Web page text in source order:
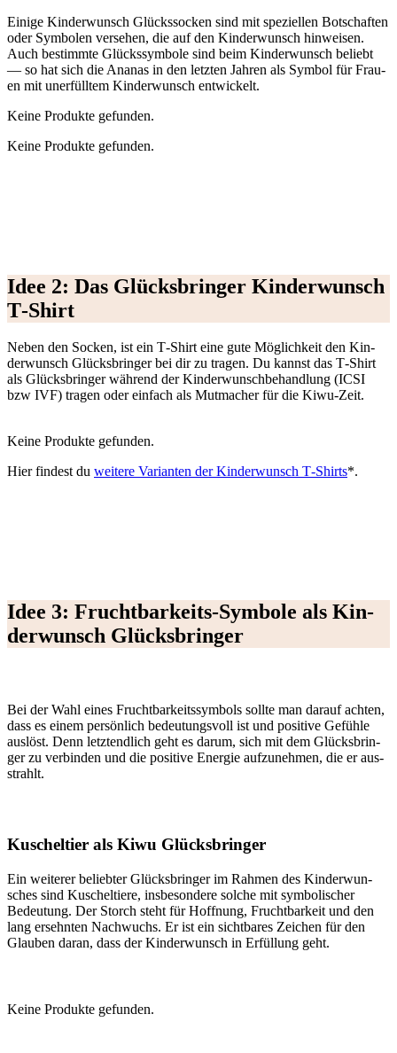
Eini­ge Kin­der­wunsch Glücks­so­cken sind mit spe­zi­el­len Bot­schaf­ten
oder Sym­bo­len ver­se­hen, die auf den Kin­der­wunsch hin­wei­sen.
Auch bestimm­te Glücks­sym­bo­le sind beim Kin­der­wunsch beliebt
— so hat sich die Ana­nas in den letz­ten Jah­ren als Sym­bol für Frau­
en mit uner­füll­tem Kin­der­wunsch ent­wi­ckelt.
Kei­ne Pro­duk­te gefun­den.
Kei­ne Pro­duk­te gefun­den.
Idee 2: Das Glücks­brin­ger Kin­der­wunsch
T‑Shirt
Neben den Socken, ist ein T‑Shirt eine gute Mög­lich­keit den Kin­
der­wunsch Glücks­brin­ger bei dir zu tra­gen. Du kannst das T‑Shirt
als Glücks­brin­ger wäh­rend der Kin­der­wunsch­be­hand­lung (ICSI
bzw IVF) tra­gen oder ein­fach als Mut­ma­cher für die Kiwu-Zeit.
Kei­ne Pro­duk­te gefun­den.
Hier fin­dest du wei­te­re Vari­an­ten der Kin­der­wunsch T‑Shirts*.
Idee 3: Frucht­bar­keits-Sym­bo­le als Kin­
der­wunsch Glücks­brin­ger
Bei der Wahl eines Frucht­bar­keits­sym­bols soll­te man dar­auf ach­ten,
dass es einem per­sön­lich bedeu­tungs­voll ist und posi­ti­ve Gefüh­le
aus­löst. Denn letzt­end­lich geht es dar­um, sich mit dem Glücks­brin­
ger zu ver­bin­den und die posi­ti­ve Ener­gie auf­zu­neh­men, die er aus­
strahlt.
Kuschel­tier als Kiwu Glücks­brin­ger
Ein wei­te­rer belieb­ter Glücks­brin­ger im Rah­men des Kin­der­wun­
sches sind Kuschel­tie­re, ins­be­son­de­re sol­che mit sym­bo­li­scher
Bedeu­tung. Der Storch steht für Hoff­nung, Frucht­bar­keit und den
lang ersehn­ten Nach­wuchs. Er ist ein sicht­ba­res Zei­chen für den
Glau­ben dar­an, dass der Kin­der­wunsch in Erfül­lung geht.
Kei­ne Pro­duk­te gefun­den.